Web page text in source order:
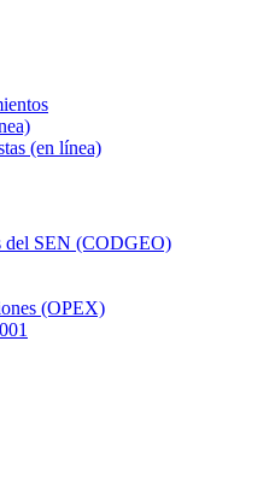
(en línea)
del SEN (CODGEO)
(OPEX)